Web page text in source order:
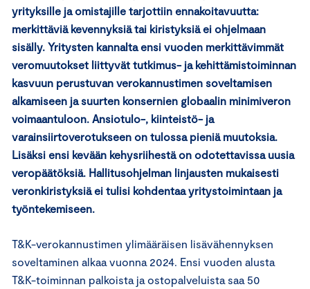
yrityksille ja omistajille tarjottiin ennakoitavuutta:
merkittäviä kevennyksiä tai kiristyksiä ei ohjelmaan
sisälly. Yritysten kannalta ensi vuoden merkittävimmät
veromuutokset liittyvät tutkimus- ja kehittämistoiminnan
kasvuun perustuvan verokannustimen soveltamisen
alkamiseen ja suurten konsernien globaalin minimiveron
voimaantuloon. Ansiotulo-, kiinteistö- ja
varainsiirtoverotukseen on tulossa pieniä muutoksia.
Lisäksi ensi kevään kehysriihestä on odotettavissa uusia
veropäätöksiä. Hallitusohjelman linjausten mukaisesti
veronkiristyksiä ei tulisi kohdentaa yritystoimintaan ja
työntekemiseen.
T&K-verokannustimen ylimääräisen lisävähennyksen
soveltaminen alkaa vuonna 2024. Ensi vuoden alusta
T&K-toiminnan palkoista ja ostopalveluista saa 50